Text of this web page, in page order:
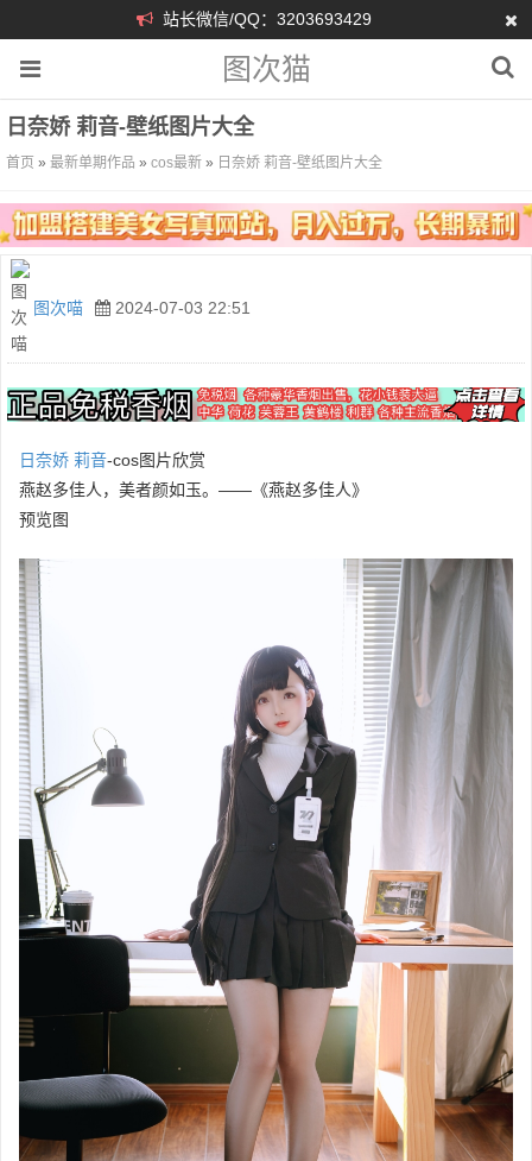
站长微信/QQ：3203693429
图次猫
日奈娇 莉音-壁纸图片大全
首页 » 最新单期作品 » cos最新 » 日奈娇 莉音-壁纸图片大全
图次喵 2024-07-03 22:51
日奈娇 莉音-cos图片欣赏
燕赵多佳人，美者颜如玉。——《燕赵多佳人》
预览图